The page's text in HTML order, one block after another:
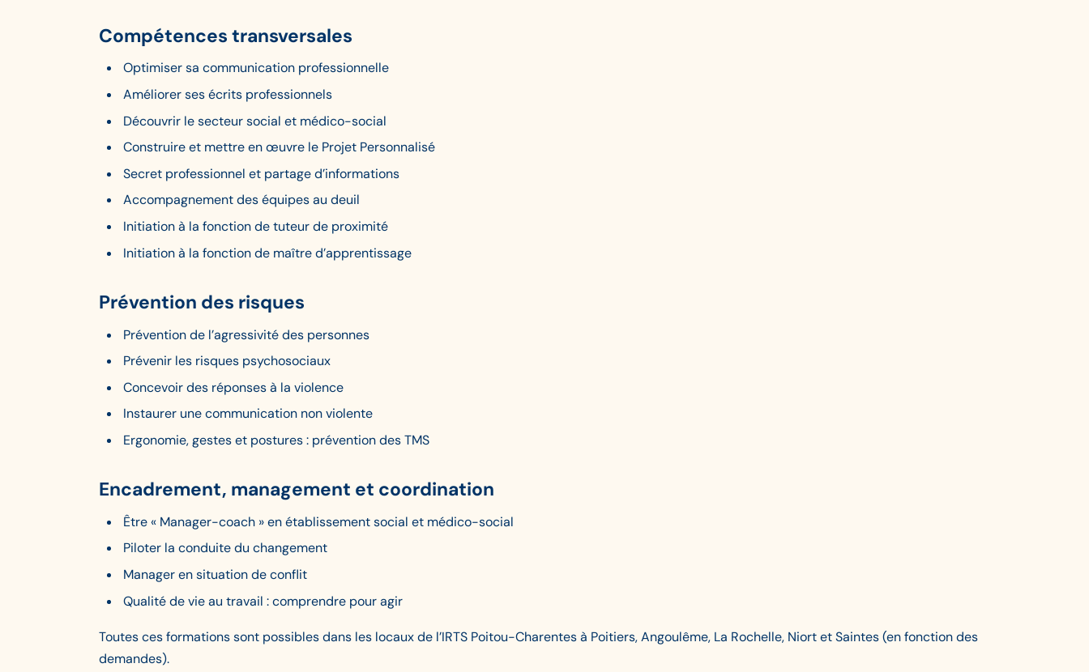
Compétences transversales
Optimiser sa communication professionnelle
Améliorer ses écrits professionnels
Découvrir le secteur social et médico-social
Construire et mettre en œuvre le Projet Personnalisé
Secret professionnel et partage d’informations
Accompagnement des équipes au deuil
Initiation à la fonction de tuteur de proximité
Initiation à la fonction de maître d’apprentissage
Prévention des risques
Prévention de l’agressivité des personnes
Prévenir les risques psychosociaux
Concevoir des réponses à la violence
Instaurer une communication non violente
Ergonomie, gestes et postures : prévention des TMS
Encadrement, management et coordination
Être « Manager-coach » en établissement social et médico-social
Piloter la conduite du changement
Manager en situation de conflit
Qualité de vie au travail : comprendre pour agir
Toutes ces formations sont possibles dans les locaux de l’IRTS Poitou-Charentes à Poitiers, Angoulême, La Rochelle, Niort et Saintes (en fonction des
demandes).